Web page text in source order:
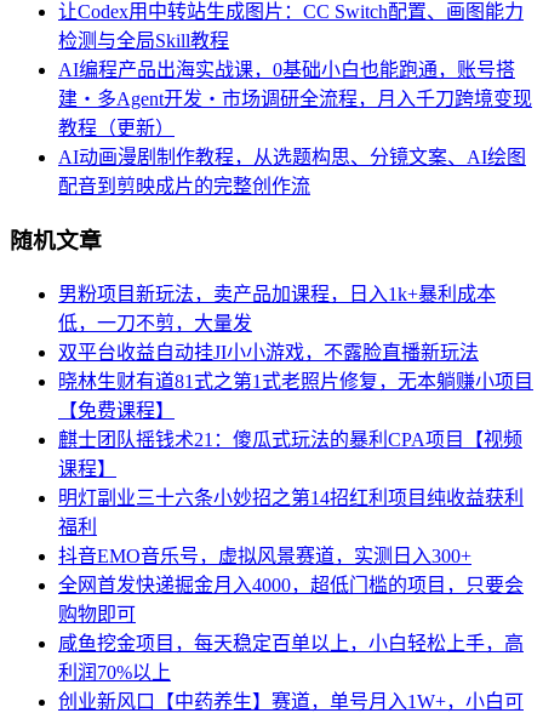
让Codex用中转站生成图片：CC Switch配置、画图能力
检测与全局Skill教程
AI编程产品出海实战课，0基础小白也能跑通，账号搭
建・多Agent开发・市场调研全流程，月入千刀跨境变现
教程（更新）
AI动画漫剧制作教程，从选题构思、分镜文案、AI绘图
配音到剪映成片的完整创作流
随机文章
男粉项目新玩法，卖产品加课程，日入1k+暴利成本
低，一刀不剪，大量发
双平台收益自动挂JI小小游戏，不露脸直播新玩法
晓林生财有道81式之第1式老照片修复，无本躺赚小项目
【免费课程】
麒士团队摇钱术21：傻瓜式玩法的暴利CPA项目【视频
课程】
明灯副业三十六条小妙招之第14招红利项目纯收益获利
福利
抖音EMO音乐号，虚拟风景赛道，实测日入300+
全网首发快递掘金月入4000，超低门槛的项目，只要会
购物即可
咸鱼挖金项目，每天稳定百单以上，小白轻松上手，高
利润70%以上
创业新风口【中药养生】赛道，单号月入1W+，小白可